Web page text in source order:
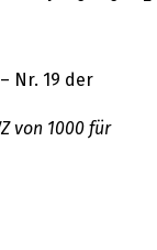
– Nr. 19 der
von 1000 für